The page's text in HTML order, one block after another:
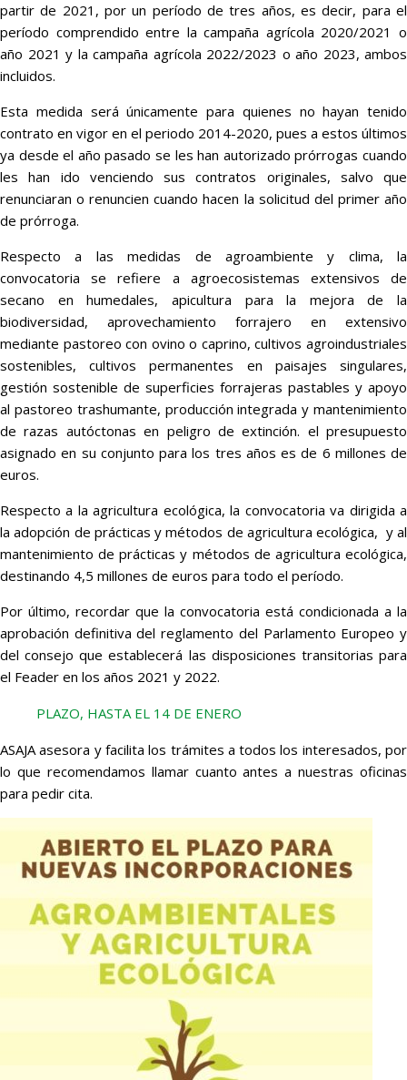
partir de 2021, por un período de tres años, es decir, para el
período comprendido entre la campaña agrícola 2020/2021 o
año 2021 y la campaña agrícola 2022/2023 o año 2023, ambos
incluidos.
Esta medida será únicamente para quienes no hayan tenido
contrato en vigor en el periodo 2014-2020, pues a estos últimos
ya desde el año pasado se les han autorizado prórrogas cuando
les han ido venciendo sus contratos originales, salvo que
renunciaran o renuncien cuando hacen la solicitud del primer año
de prórroga.
Respecto a las medidas de agroambiente y clima, la
convocatoria se refiere a agroecosistemas extensivos de
secano en humedales, apicultura para la mejora de la
biodiversidad, aprovechamiento forrajero en extensivo
mediante pastoreo con ovino o caprino, cultivos agroindustriales
sostenibles, cultivos permanentes en paisajes singulares,
gestión sostenible de superficies forrajeras pastables y apoyo
al pastoreo trashumante, producción integrada y mantenimiento
de razas autóctonas en peligro de extinción. el presupuesto
asignado en su conjunto para los tres años es de 6 millones de
euros.
Respecto a la agricultura ecológica, la convocatoria va dirigida a
la adopción de prácticas y métodos de agricultura ecológica, y al
mantenimiento de prácticas y métodos de agricultura ecológica,
destinando 4,5 millones de euros para todo el período.
Por último, recordar que la convocatoria está condicionada a la
aprobación definitiva del reglamento del Parlamento Europeo y
del consejo que establecerá las disposiciones transitorias para
el Feader en los años 2021 y 2022.
PLAZO, HASTA EL 14 DE ENERO
ASAJA asesora y facilita los trámites a todos los interesados, por
lo que recomendamos llamar cuanto antes a nuestras oficinas
para pedir cita.